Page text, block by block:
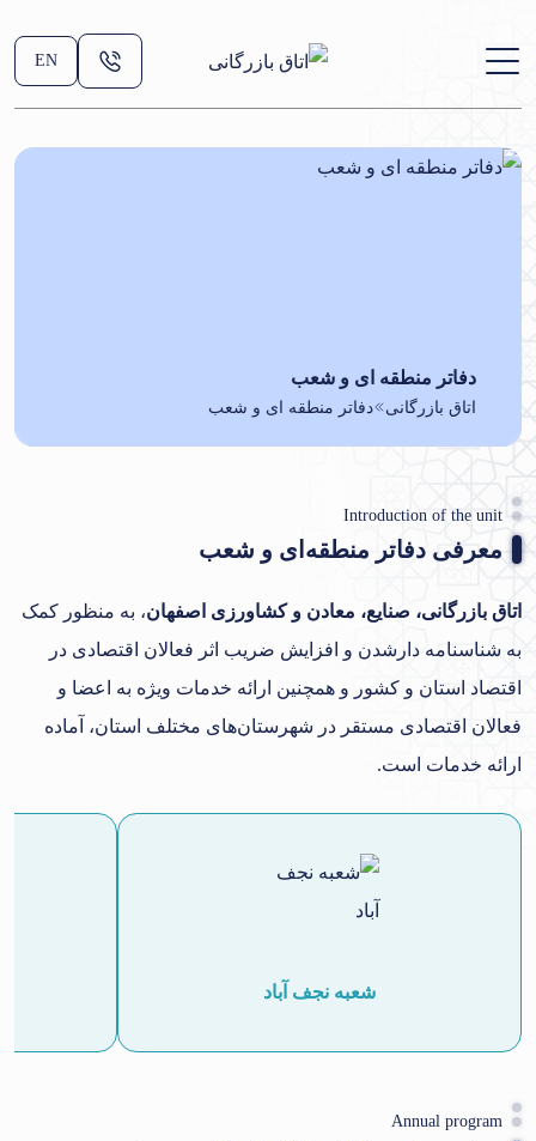
EN
دفاتر منطقه ای و شعب
اتاق بازرگانی دفاتر منطقه ای و شعب
Introduction of the unit
معرفی دفاتر منطقه‌ای و شعب
اتاق بازرگانی، صنایع، معادن و کشاورزی اصفهان، به منظور کمک
به شناسنامه دارشدن و افزایش ضریب اثر فعالان اقتصادی در
اقتصاد استان و کشور و همچنین ارائه خدمات ویژه به اعضا و
فعالان اقتصادی مستقر در شهرستان‌های مختلف استان، آماده
ارائه خدمات است.
شعبه نجف آباد
Annual program